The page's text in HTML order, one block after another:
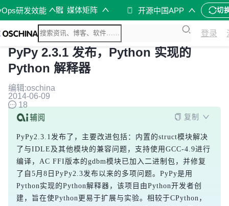
研发效能 媒体矩阵 开源中国APP 切
登录
PyPy 2.3.1 发布，Python 实现的
Python 解释器
编辑:oschina
2014-06-09
18
复制
PyPy2.3.1发布了，主要改进包括：内置的struct模块解决
了与IDLE及其他模块的兼容问题，支持使用GCC-4.9进行
编译，AC FFI版本的gdbm模块已加入二进制包，并修复
了自5月8日PyPy2.3发布以来的多项问题。PyPy是用
Python实现的Python解释器，该项目由Python开发者创
建，旨在使Python更易于扩展与实验。相较于CPython，